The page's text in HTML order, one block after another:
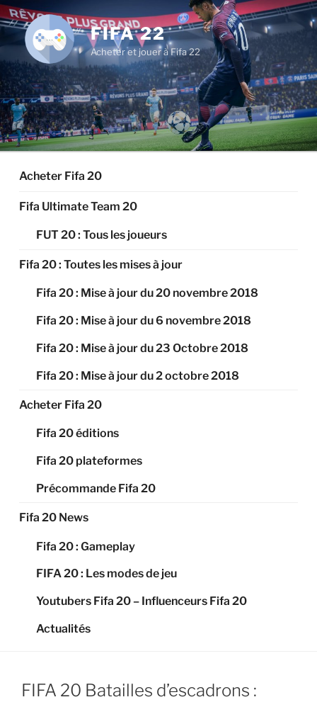
Aller
au
contenu
principal
FIFA 22
Acheter et jouer à Fifa 22
Acheter Fifa 20
Fifa Ultimate Team 20
FUT 20 : Tous les joueurs
Fifa 20 : Toutes les mises à jour
Fifa 20 : Mise à jour du 20 novembre 2018
Fifa 20 : Mise à jour du 6 novembre 2018
Fifa 20 : Mise à jour du 23 Octobre 2018
Fifa 20 : Mise à jour du 2 octobre 2018
Acheter Fifa 20
Fifa 20 éditions
Fifa 20 plateformes
Précommande Fifa 20
Fifa 20 News
Fifa 20 : Gameplay
FIFA 20 : Les modes de jeu
Youtubers Fifa 20 – Influenceurs Fifa 20
Actualités
FIFA 20 Batailles d’escadrons :